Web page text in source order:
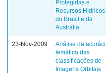
Protegidas e
Recursos Hídricos
do Brasil e da
Austrália.
23-Nov-2009
Análise da
temática das
classificações de
Imagens Orbitais